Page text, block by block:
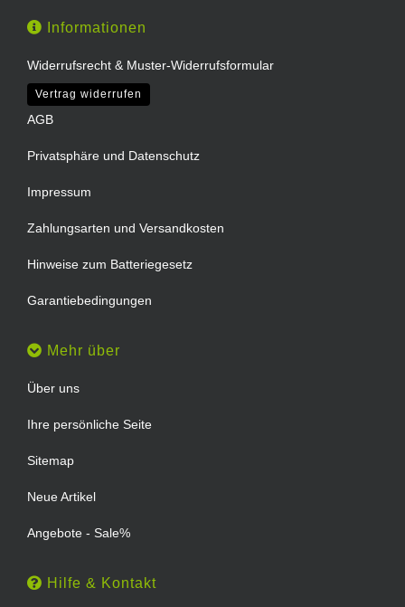
Informationen
Widerrufsrecht & Muster-Widerrufsformular
Vertrag widerrufen
AGB
Privatsphäre und Datenschutz
Impressum
Zahlungsarten und Versandkosten
Hinweise zum Batteriegesetz
Garantiebedingungen
Mehr über
Über uns
Ihre persönliche Seite
Sitemap
Neue Artikel
Angebote - Sale%
Hilfe & Kontakt